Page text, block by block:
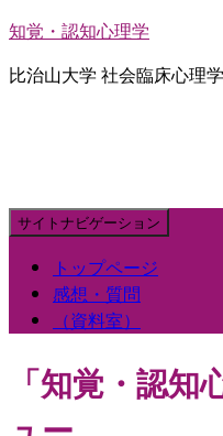
知覚・認知心理学
比治山大学 社会臨床心理
サイトナビゲーション
トップページ
感想・質問
（資料室）
「知覚・認